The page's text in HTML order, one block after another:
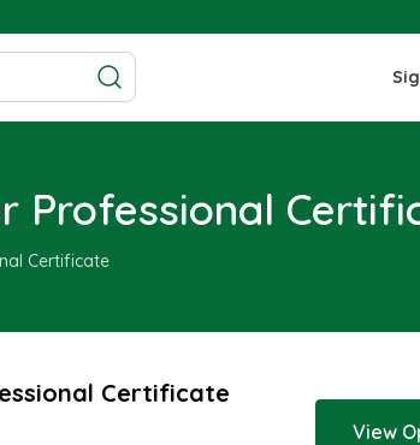
Professional
Certificate
Certificate
View